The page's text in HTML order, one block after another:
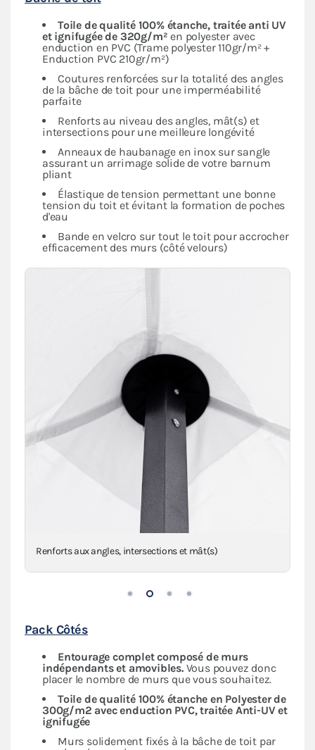
Toile de qualité 100% étanche, traitée anti UV
et ignifugée de 320g/m² en polyester avec
enduction en PVC (Trame polyester 110gr/m² +
Enduction PVC 210gr/m²)
Coutures renforcées sur la totalité des angles
de la bâche de toit pour une imperméabilité
parfaite
Renforts au niveau des angles, mât(s) et
intersections pour une meilleure longévité
Anneaux de haubanage en inox sur sangle
assurant un arrimage solide de votre barnum
pliant
Élastique de tension permettant une bonne
tension du toit et évitant la formation de poches
d'eau
Bande en velcro sur tout le toit pour accrocher
efficacement des murs (côté velours)
Anneaux de haubanage en inox sur sangles
Pack Côtés
Entourage complet composé de murs
indépendantset amovibles.Vous pouvez donc
placer le nombre de murs que vous souhaitez.
Toile de qualité 100% étanche en Polyester de
300g/m2 avec enduction PVC, traitée Anti-UV et
ignifugée
Murs solidement fixés à la bâche de toit par